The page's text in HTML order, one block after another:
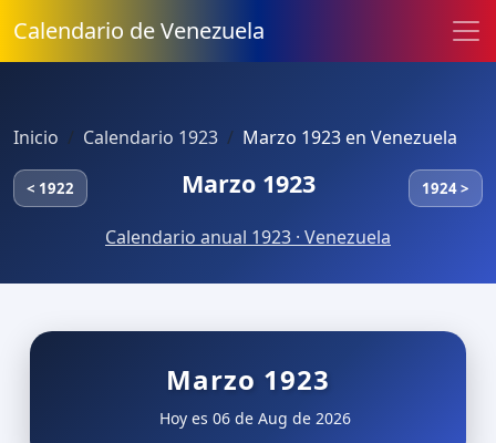
Calendario de Venezuela
Inicio Calendario 1923 Marzo 1923 en Venezuela
< 1922 Marzo 1923 1924 >
Calendario anual 1923 · Venezuela
Marzo 1923
Hoy es 06 de Aug de 2026